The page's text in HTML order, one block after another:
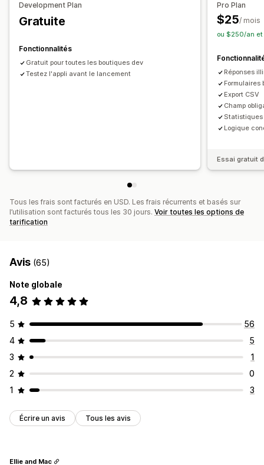
Gestion des données
Réponses aux e-mails
Gestion des soumissions
Analyses de données
Development Plan
Gratuite
Fonctionnalités
Gratuit pour toutes les boutiques dev
Testez l'appli avant le lancement
Pro Plan
$25/ mois
ou $250/an et
Réponses
Export CSV
Champ
Logique
Essai gratuit
Tous les frais sont facturés en USD. Les frais récurrents et basés sur
l’utilisation sont facturés tous les 30 jours. Voir toutes les options de
tarification
Avis (65)
Note globale
4,8
5
56
4
5
3
1
2
0
1
3
Écrire un avis Tous les avis
Ellie and Mac